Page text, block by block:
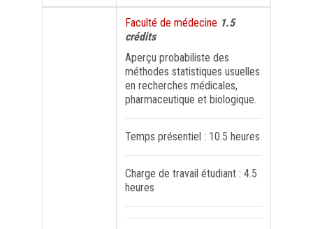
SOLIDARITÉ
Faculté de médecine 1.5
crédits
Aperçu probabiliste des
méthodes statistiques usuelles
en recherches médicales,
pharmaceutique et biologique.
Temps présentiel : 10.5 heures
Charge de travail étudiant : 4.5
heures